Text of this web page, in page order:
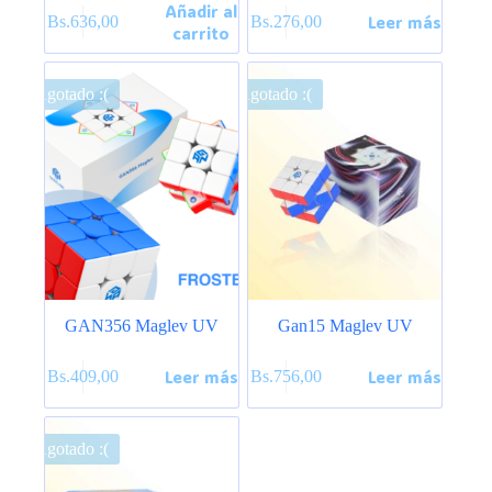
Bs.636,00
Añadir al
carrito
Bs.276,00 Leer más
Agotado :(
GAN356 Maglev UV
Bs.409,00 Leer más
Agotado :(
Gan15 Maglev UV
Bs.756,00 Leer más
Agotado :(